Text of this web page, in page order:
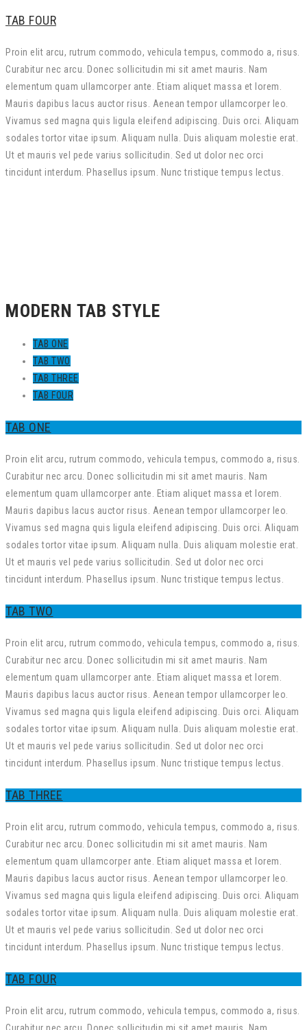
TAB FOUR
Proin elit arcu, rutrum commodo, vehicula tempus, commodo a, risus.
Curabitur nec arcu. Donec sollicitudin mi sit amet mauris. Nam
elementum quam ullamcorper ante. Etiam aliquet massa et lorem.
Mauris dapibus lacus auctor risus. Aenean tempor ullamcorper leo.
Vivamus sed magna quis ligula eleifend adipiscing. Duis orci. Aliquam
sodales tortor vitae ipsum. Aliquam nulla. Duis aliquam molestie erat.
Ut et mauris vel pede varius sollicitudin. Sed ut dolor nec orci
tincidunt interdum. Phasellus ipsum. Nunc tristique tempus lectus.
MODERN TAB STYLE
TAB ONE
TAB TWO
TAB THREE
TAB FOUR
TAB ONE
Proin elit arcu, rutrum commodo, vehicula tempus, commodo a, risus.
Curabitur nec arcu. Donec sollicitudin mi sit amet mauris. Nam
elementum quam ullamcorper ante. Etiam aliquet massa et lorem.
Mauris dapibus lacus auctor risus. Aenean tempor ullamcorper leo.
Vivamus sed magna quis ligula eleifend adipiscing. Duis orci. Aliquam
sodales tortor vitae ipsum. Aliquam nulla. Duis aliquam molestie erat.
Ut et mauris vel pede varius sollicitudin. Sed ut dolor nec orci
tincidunt interdum. Phasellus ipsum. Nunc tristique tempus lectus.
TAB TWO
Proin elit arcu, rutrum commodo, vehicula tempus, commodo a, risus.
Curabitur nec arcu. Donec sollicitudin mi sit amet mauris. Nam
elementum quam ullamcorper ante. Etiam aliquet massa et lorem.
Mauris dapibus lacus auctor risus. Aenean tempor ullamcorper leo.
Vivamus sed magna quis ligula eleifend adipiscing. Duis orci. Aliquam
sodales tortor vitae ipsum. Aliquam nulla. Duis aliquam molestie erat.
Ut et mauris vel pede varius sollicitudin. Sed ut dolor nec orci
tincidunt interdum. Phasellus ipsum. Nunc tristique tempus lectus.
TAB THREE
Proin elit arcu, rutrum commodo, vehicula tempus, commodo a, risus.
Curabitur nec arcu. Donec sollicitudin mi sit amet mauris. Nam
elementum quam ullamcorper ante. Etiam aliquet massa et lorem.
Mauris dapibus lacus auctor risus. Aenean tempor ullamcorper leo.
Vivamus sed magna quis ligula eleifend adipiscing. Duis orci. Aliquam
sodales tortor vitae ipsum. Aliquam nulla. Duis aliquam molestie erat.
Ut et mauris vel pede varius sollicitudin. Sed ut dolor nec orci
tincidunt interdum. Phasellus ipsum. Nunc tristique tempus lectus.
TAB FOUR
Proin elit arcu, rutrum commodo, vehicula tempus, commodo a, risus.
Curabitur nec arcu. Donec sollicitudin mi sit amet mauris. Nam